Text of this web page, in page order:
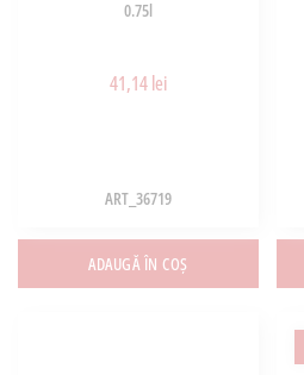
0.75l
41,14 lei
ART_36719
ADAUGĂ ÎN COȘ